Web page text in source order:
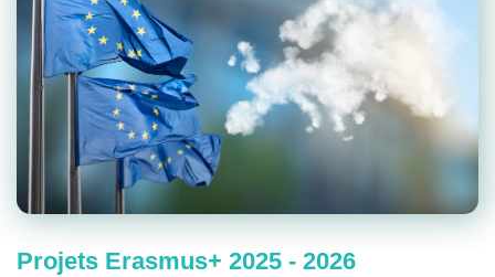
Projets Erasmus+ 2025 - 2026